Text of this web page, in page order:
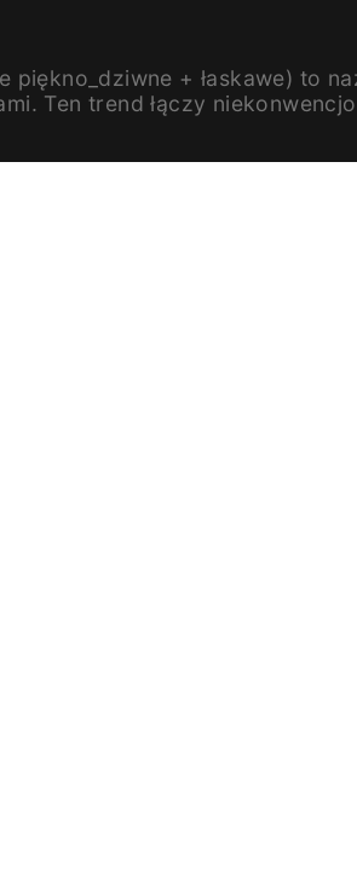
piękno_dziwne + łaskawe) to
Ten trend łączy